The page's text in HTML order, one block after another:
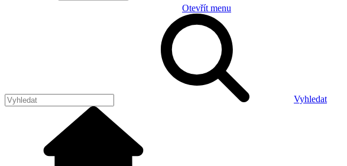
Otevřít menu
Vyhledat